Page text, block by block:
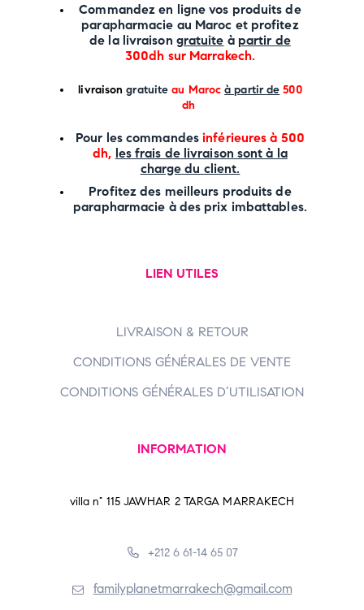
Commandez en ligne vos produits de
parapharmacie au Maroc et profitez
de la livraison gratuite à partir de
300dh sur Marrakech.
livraison gratuite au Maroc à partir de 500
dh
Pour les commandesinférieures à 500
dh, les frais de livraison sont à la
charge du client.
Profitez des meilleurs produits de
parapharmacie à des prix imbattables.
LIEN UTILES
LIVRAISON & RETOUR
CONDITIONS GÉNÉRALES DE VENTE
CONDITIONS GÉNÉRALES D’UTILISATION
INFORMATION
villa n° 115 JAWHAR 2 TARGA MARRAKECH
+212 6 61-14 65 07
familyplanetmarrakech@gmail.com